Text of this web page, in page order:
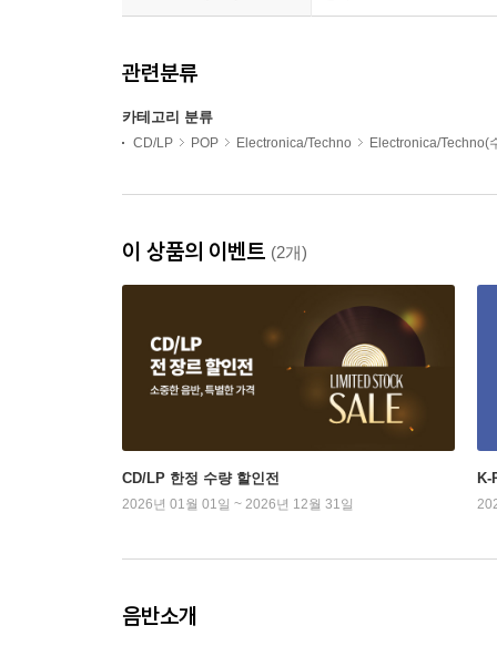
관련분류
카테고리 분류
CD/LP POP Electronica/Techno Electronica/Techno(
이 상품의 이벤트 (2개)
CD/LP 한정 수량 할인전
2026년 01월 01일 ~ 2026년 12월 31일
K-
음반소개